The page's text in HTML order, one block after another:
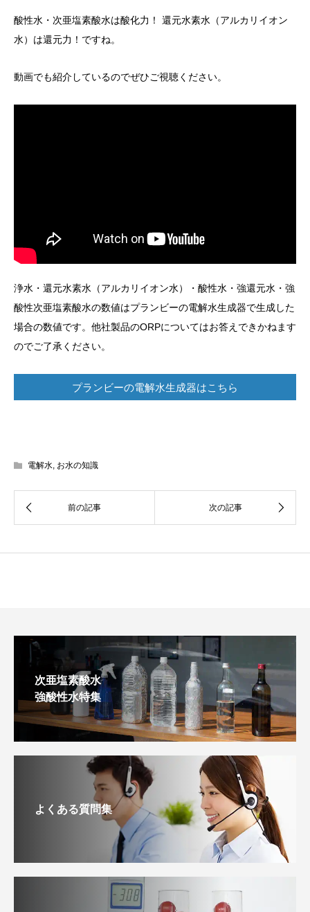
酸性水・次亜塩素酸水は酸化力！ 還元水素水（アルカリイオン
水）は還元力！ですね。
動画でも紹介しているのでぜひご視聴ください。
浄水・還元水素水（アルカリイオン水）・酸性水・強還元水・強
酸性次亜塩素酸水の数値はプランビーの電解水生成器で生成した
場合の数値です。他社製品のORPについてはお答えできかねます
のでご了承ください。
プランビーの電解水生成器はこちら
電解水 お水の知識
次亜塩素酸水
強酸性水特集
よくある質問集